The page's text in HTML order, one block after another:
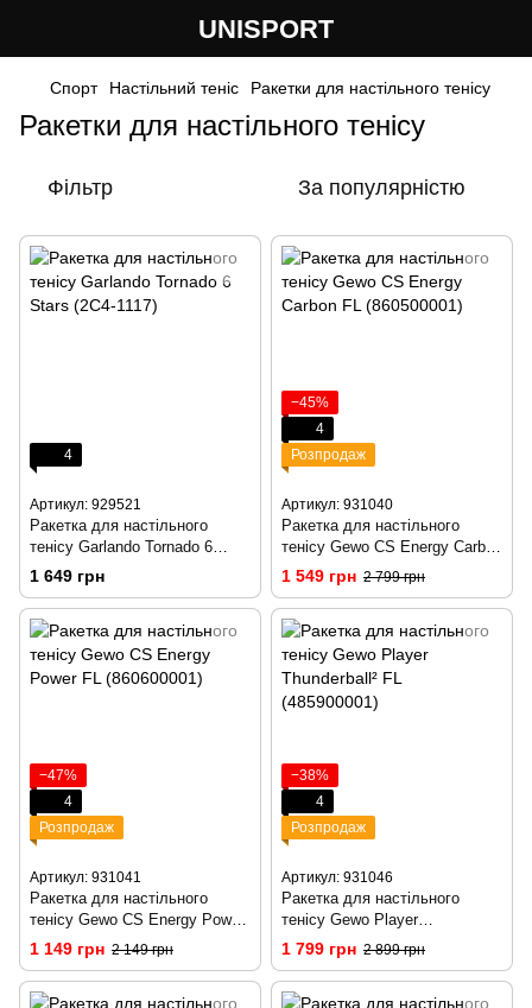
UNISPORT
Спорт Настільний теніс Ракетки для настільного тенісу
Ракетки для настільного тенісу
Фільтр За популярністю
4
Артикул: 929521
Ракетка для настільного
тенісу Garlando Tornado 6
Stars (2C4-1117)
1 649 грн
−45%
4
Розпродаж
Артикул: 931040
Ракетка для настільного
тенісу Gewo CS Energy Carbon
FL (860500001)
1 549 грн 2 799 грн
−47%
4
Розпродаж
Артикул: 931041
Ракетка для настільного
тенісу Gewo CS Energy Power
FL (860600001)
1 149 грн 2 149 грн
−38%
4
Розпродаж
Артикул: 931046
Ракетка для настільного
тенісу Gewo Player
Thunderball² FL (485900001)
1 799 грн 2 899 грн